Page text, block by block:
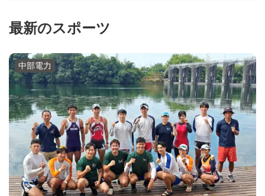
最新のスポーツ
中部電力